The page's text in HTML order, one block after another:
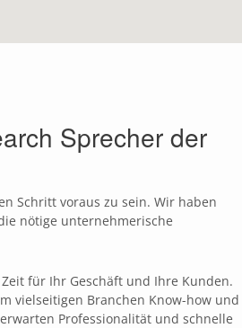
Sprecher der
Schritt voraus zu sein. Wir haben
nötige unternehmerische
für Ihr Geschäft und Ihre Kunden.
vielseitigen Branchen Know-how und
Professionalität und schnelle